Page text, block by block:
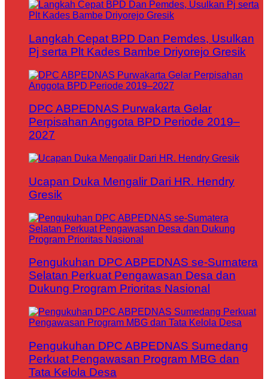
Langkah Cepat BPD Dan Pemdes, Usulkan
Pj serta Plt Kades Bambe Driyorejo Gresik
DPC ABPEDNAS Purwakarta Gelar
Perpisahan Anggota BPD Periode 2019–
2027
Ucapan Duka Mengalir Dari HR. Hendry
Gresik
Pengukuhan DPC ABPEDNAS se-Sumatera
Selatan Perkuat Pengawasan Desa dan
Dukung Program Prioritas Nasional
Pengukuhan DPC ABPEDNAS Sumedang
Perkuat Pengawasan Program MBG dan
Tata Kelola Desa